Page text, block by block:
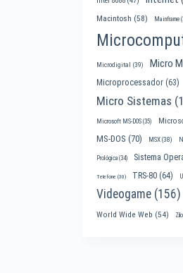
Macintosh (58) Mainframe
Microdigital (39) Micro
Microprocessador (63)
Micro Sistemas
Microsoft MS-DOS (35)
MS-DOS (70) MSX(38)
Prológica (34) Sistema
Telefone (30) TRS-80 (64)
Videogame (156)
World Wide Web (54)